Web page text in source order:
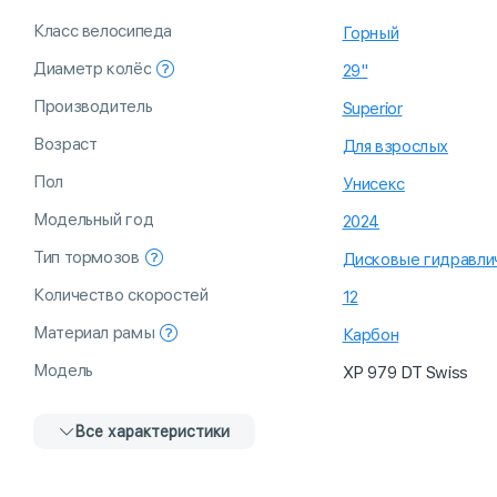
Класс велосипеда
Горный
Диаметр колёс
29"
Производитель
Superior
Возраст
Для взрослых
Пол
Унисекс
Модельный год
2024
Тип тормозов
Дисковые
Количество скоростей
12
Материал рамы
Карбон
Модель
XP 979 DT Swiss
Все характеристики